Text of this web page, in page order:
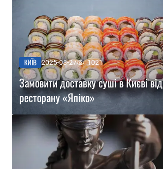
КИЇВ 2025-08-27 1021
Замовити доставку суші в Києві від
ресторану «Япіко»